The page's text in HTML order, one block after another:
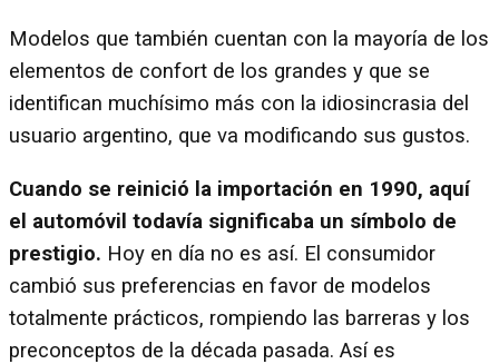
Modelos que también cuentan con la mayoría de los
elementos de confort de los grandes y que se
identifican muchísimo más con la idiosincrasia del
usuario argentino, que va modificando sus gustos.
Cuando se reinició la importación en 1990, aquí
el automóvil todavía significaba un símbolo de
prestigio. Hoy en día no es así. El consumidor
cambió sus preferencias en favor de modelos
totalmente prácticos, rompiendo las barreras y los
preconceptos de la década pasada. Así es